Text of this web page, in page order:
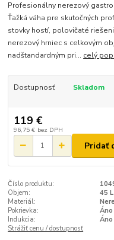
Profesionálny nerezový
Ťažká váha pre skutočných
stovky hostí, polovičaté
nerezový hrniec s celkovým
nadštandardným pri... celý
Dostupnosť Skladom
119 €
96,75 € bez DPH
Pridať
Číslo produktu:
Objem:
45 L
Materiál:
Pokrievka:
Áno
Indukcia:
Áno
Strážiť cenu / dostupnosť